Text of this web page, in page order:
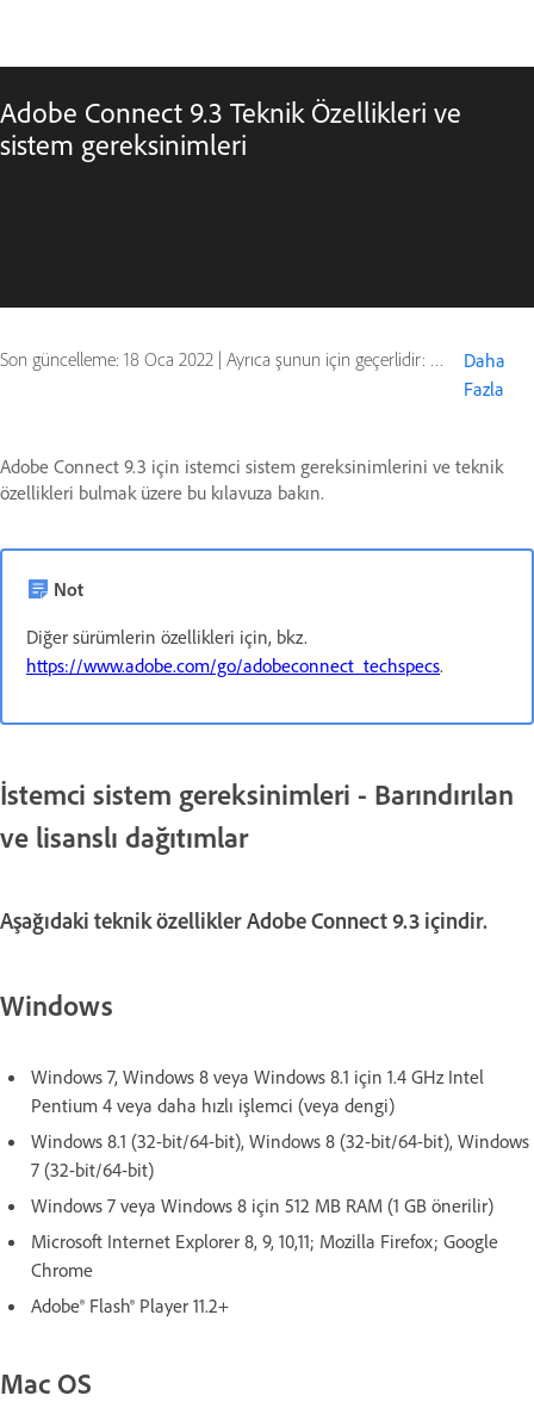
Adobe Connect 9.3 Teknik Özellikleri ve
sistem gereksinimleri
Son güncelleme: 18 Oca 2022 | Ayrıca şunun için geçerlidir: Adobe Connect 9
Daha
Fazla
Adobe Connect 9.3 için istemci sistem gereksinimlerini ve teknik
özellikleri bulmak üzere bu kılavuza bakın.
Not
Diğer sürümlerin özellikleri için, bkz.
https://www.adobe.com/go/adobeconnect_techspecs.
İstemci sistem gereksinimleri - Barındırılan
ve lisanslı dağıtımlar
Aşağıdaki teknik özellikler Adobe Connect 9.3 içindir.
Windows
Windows 7, Windows 8 veya Windows 8.1 için 1.4 GHz Intel
Pentium 4 veya daha hızlı işlemci (veya dengi)
Windows 8.1 (32-bit/64-bit), Windows 8 (32-bit/64-bit), Windows
7 (32-bit/64-bit)
Windows 7 veya Windows 8 için 512 MB RAM (1 GB önerilir)
Microsoft Internet Explorer 8, 9, 10,11; Mozilla Firefox; Google
Chrome
Adobe® Flash® Player 11.2+
Mac OS